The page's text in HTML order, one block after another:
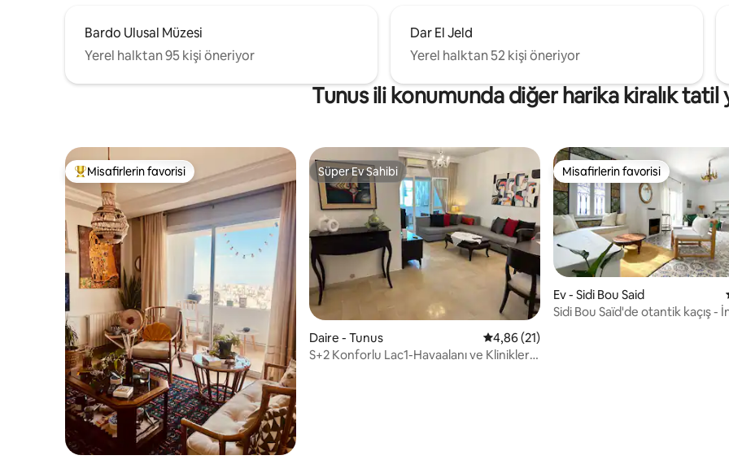
Bardo Ulusal Müzesi
Yerel halktan 95 kişi öneriyor
Dar El Jeld
Yerel halktan 52 kişi öneriyor
Tunus ili konumunda diğer harika kiralık tatil
Misafirlerin favorilerinden en beğenilenler arasında
Misafirlerin favorisi Süper Ev Sahibi
Süper Ev Sahibi
Daire - Tunus 5 üzerinden ortalama 4,86 puan, 21
4,86 (21)
S+2 Konforlu Lac1-Havaalanı ve Kliniklere
Misafirlerin favorisi
Misafirlerin favorisi
Ev - Sidi Bou Said
Sidi Bou Saïd'de otantik kaçış -